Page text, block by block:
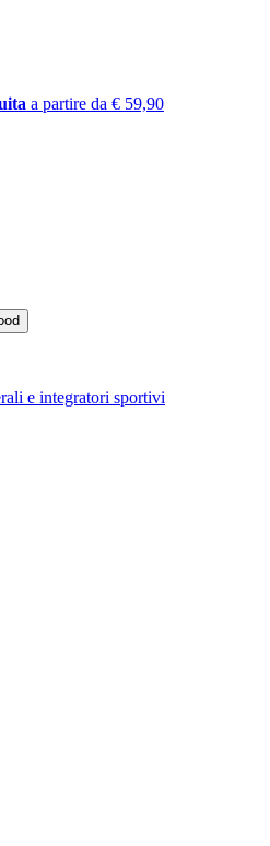
a partire da € 59,90
e integratori sportivi